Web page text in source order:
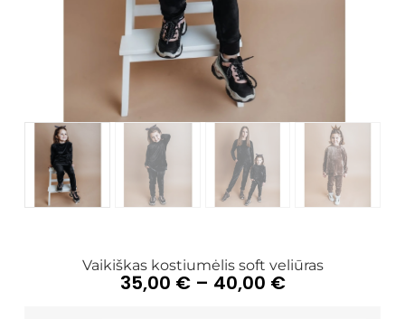
Vaikiškas kostiumėlis soft veliūras
35,00 € – 40,00 €